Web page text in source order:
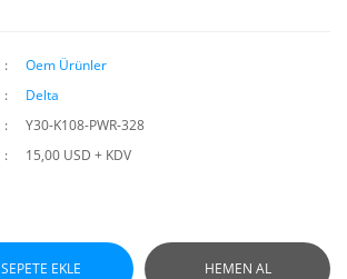
Oem Ürünler
Delta
Y30-K108-PWR-328
15,00 USD + KDV
SEPETE EKLE HEMEN AL